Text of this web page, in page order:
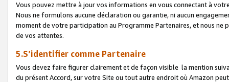
Vous pouvez mettre à jour vos informations en vous connectant à
Nous ne formulons aucune déclaration ou garantie, ni aucun
moment de votre participation au Programme Partenaires, et nous
de vos attentes.
5.S’identifier comme Partenaire
Vous devez faire figurer clairement et de façon visible la mention
du présent Accord, sur votre Site ou tout autre endroit où Amazon